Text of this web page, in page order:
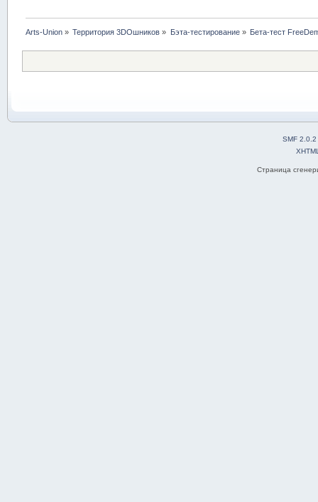
Arts-Union » Территория 3DOшников » Бэта-тестирование» Бета-тест
SMF 2.0.2
Страница